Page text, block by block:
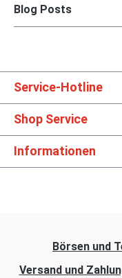
Blog Posts
Service-Hotline
Shop Service
Informationen
Börsen und
Versand und